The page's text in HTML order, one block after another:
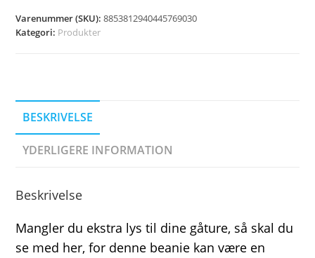
Varenummer (SKU):8853812940445769030
Kategori: Produkter
BESKRIVELSE
YDERLIGERE INFORMATION
Beskrivelse
Mangler du ekstra lys til dine gåture, så skal du
se med her, for denne beanie kan være en